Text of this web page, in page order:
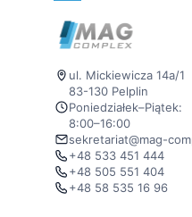
ul. Mickiewicza 14a/1
83-130 Pelplin
Poniedziałek–Piątek:
8:00–16:00
sekretariat@mag-
+48 533 451 444
+48 505 551 404
+48 58 535 16 96